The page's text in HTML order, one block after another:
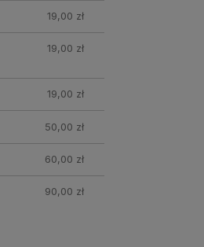
19,00 zł
19,00 zł
19,00 zł
50,00 zł
60,00 zł
90,00 zł